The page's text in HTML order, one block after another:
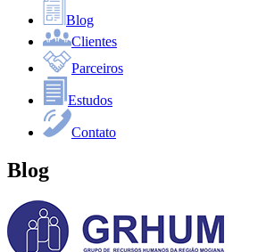
Blog
Clientes
Parceiros
Estudos
Contato
Blog